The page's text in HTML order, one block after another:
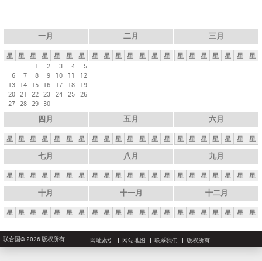
一月
星 星 星 星 星 星
星
1
2 3 4
5
6
7 8 9 10 11
12
13 14 15 16 17 18
19
20 21 22 23 24 25 26
27 28 29 30
二月
星 星 星 星 星 星 星
三月
星 星 星 星 星 星 星
四月
星 星 星 星 星 星 星
五月
星 星 星 星 星 星 星
六月
星 星 星 星 星 星 星
七月
星 星 星 星 星 星 星
八月
星 星 星 星 星 星 星
九月
星 星 星 星 星 星 星
十月
星 星 星 星 星 星 星
十一月
星 星 星 星 星 星 星
十二月
星 星 星 星 星 星 星
联合国© 2026 版权所有 网址索引 网站地图 联系我们 版权所有